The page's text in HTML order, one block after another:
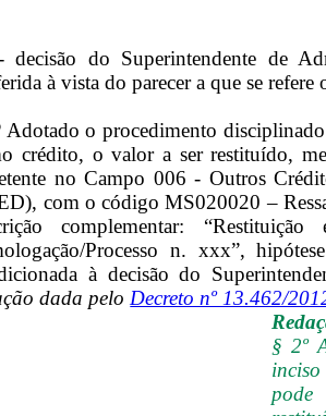
do Superintendente de
à vista do parecer a que se refere
Adotado o procedimento
crédito, o valor a ser restituído,
no Campo 006 - Outros
com o código MS020020 –
complementar:
Processo n. xxx”,
à decisão do
dada peloDecreto nº 13.462/
§ 2º